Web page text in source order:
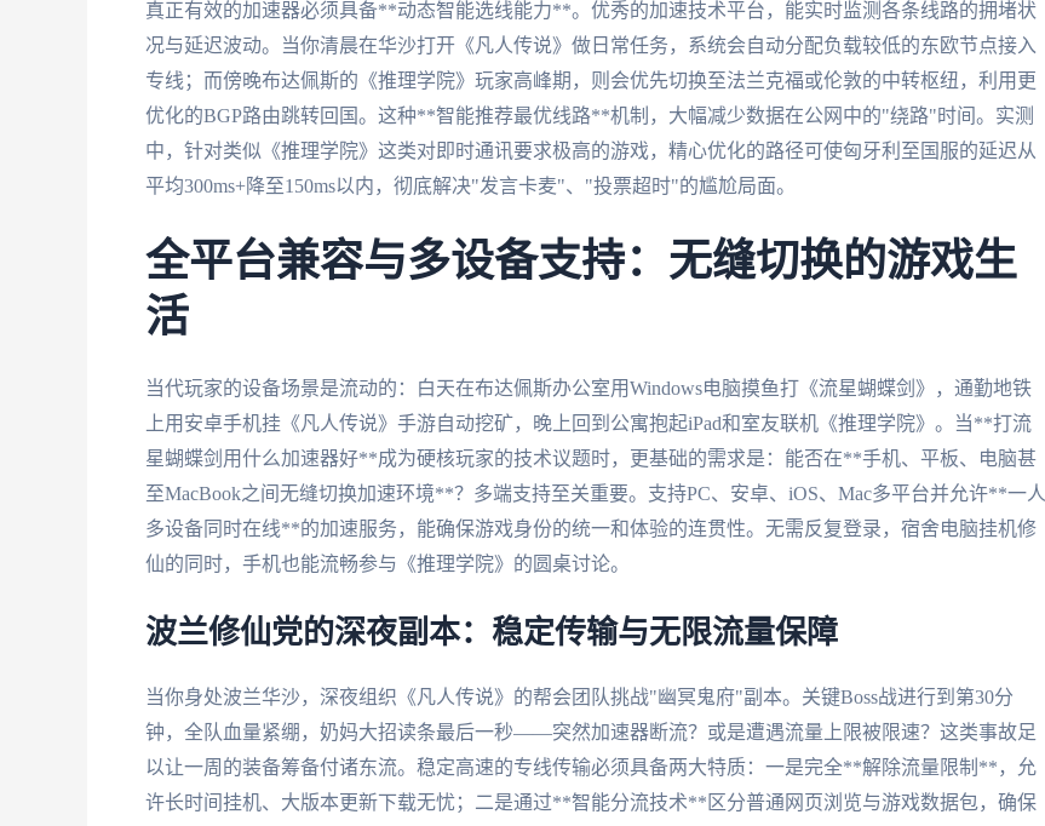
真正有效的加速器必须具备**动态智能选线能力**。优秀的加速技术平台，能实时监测各条线路的拥堵状
况与延迟波动。当你清晨在华沙打开《凡人传说》做日常任务，系统会自动分配负载较低的东欧节点接入
专线；而傍晚布达佩斯的《推理学院》玩家高峰期，则会优先切换至法兰克福或伦敦的中转枢纽，利用更
优化的BGP路由跳转回国。这种**智能推荐最优线路**机制，大幅减少数据在公网中的"绕路"时间。实测
中，针对类似《推理学院》这类对即时通讯要求极高的游戏，精心优化的路径可使匈牙利至国服的延迟从
平均300ms+降至150ms以内，彻底解决"发言卡麦"、"投票超时"的尴尬局面。
全平台兼容与多设备支持：无缝切换的游戏生
活
当代玩家的设备场景是流动的：白天在布达佩斯办公室用Windows电脑摸鱼打《流星蝴蝶剑》，通勤地铁
上用安卓手机挂《凡人传说》手游自动挖矿，晚上回到公寓抱起iPad和室友联机《推理学院》。当**打流
星蝴蝶剑用什么加速器好**成为硬核玩家的技术议题时，更基础的需求是：能否在**手机、平板、电脑甚
至MacBook之间无缝切换加速环境**？多端支持至关重要。支持PC、安卓、iOS、Mac多平台并允许**一人
多设备同时在线**的加速服务，能确保游戏身份的统一和体验的连贯性。无需反复登录，宿舍电脑挂机修
仙的同时，手机也能流畅参与《推理学院》的圆桌讨论。
波兰修仙党的深夜副本：稳定传输与无限流量保障
当你身处波兰华沙，深夜组织《凡人传说》的帮会团队挑战"幽冥鬼府"副本。关键Boss战进行到第30分
钟，全队血量紧绷，奶妈大招读条最后一秒——突然加速器断流？或是遭遇流量上限被限速？这类事故足
以让一周的装备筹备付诸东流。稳定高速的专线传输必须具备两大特质：一是完全**解除流量限制**，允
许长时间挂机、大版本更新下载无忧；二是通过**智能分流技术**区分普通网页浏览与游戏数据包，确保